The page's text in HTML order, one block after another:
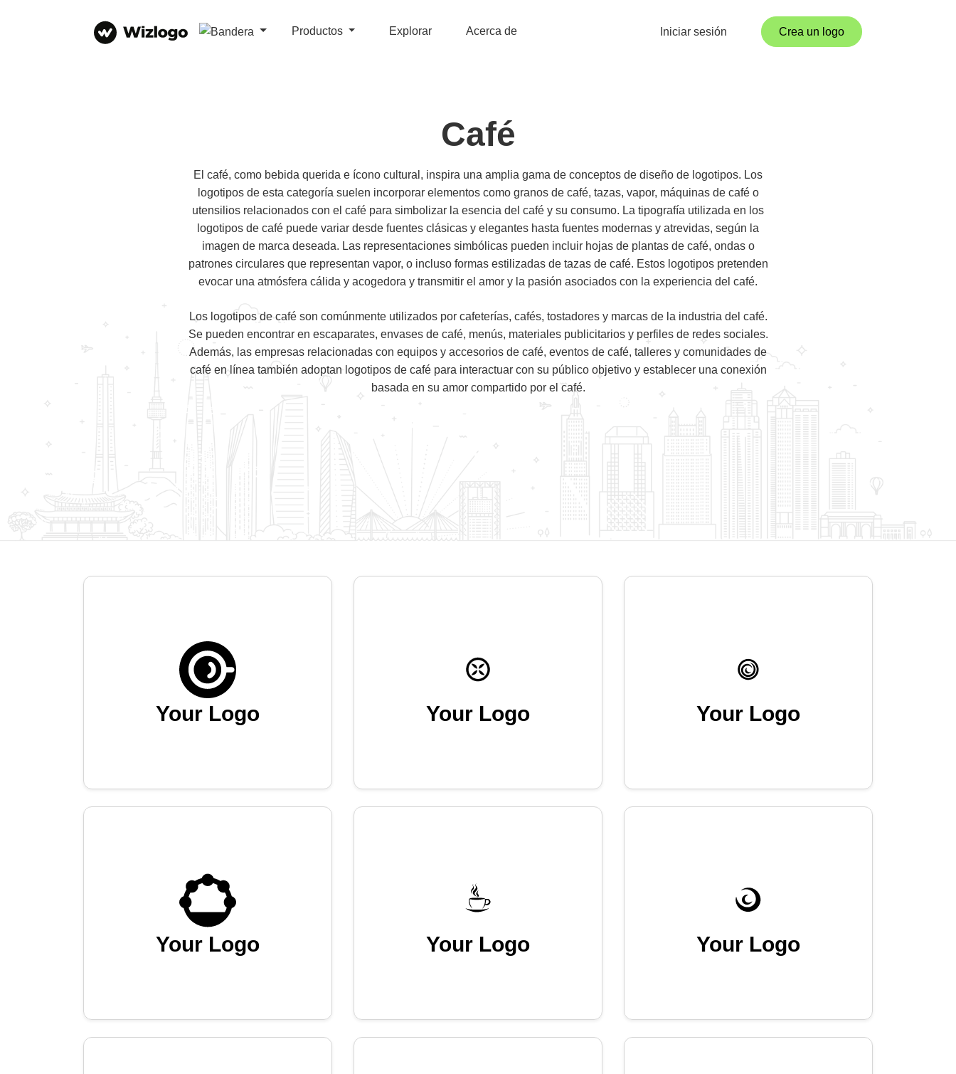
Productos Explorar Acerca de Iniciar sesión Crea un logo
Café
El café, como bebida querida e ícono cultural, inspira una amplia gama de conceptos de diseño de logotipos. Los
logotipos de esta categoría suelen incorporar elementos como granos de café, tazas, vapor, máquinas de café o
utensilios relacionados con el café para simbolizar la esencia del café y su consumo. La tipografía utilizada en los
logotipos de café puede variar desde fuentes clásicas y elegantes hasta fuentes modernas y atrevidas, según la
imagen de marca deseada. Las representaciones simbólicas pueden incluir hojas de plantas de café, ondas o
patrones circulares que representan vapor, o incluso formas estilizadas de tazas de café. Estos logotipos pretenden
evocar una atmósfera cálida y acogedora y transmitir el amor y la pasión asociados con la experiencia del café.
Los logotipos de café son comúnmente utilizados por cafeterías, cafés, tostadores y marcas de la industria del café.
Se pueden encontrar en escaparates, envases de café, menús, materiales publicitarios y perfiles de redes sociales.
Además, las empresas relacionadas con equipos y accesorios de café, eventos de café, talleres y comunidades de
café en línea también adoptan logotipos de café para interactuar con su público objetivo y establecer una conexión
basada en su amor compartido por el café.
Your Logo Your Logo Your Logo
Your Logo Your Logo Your Logo